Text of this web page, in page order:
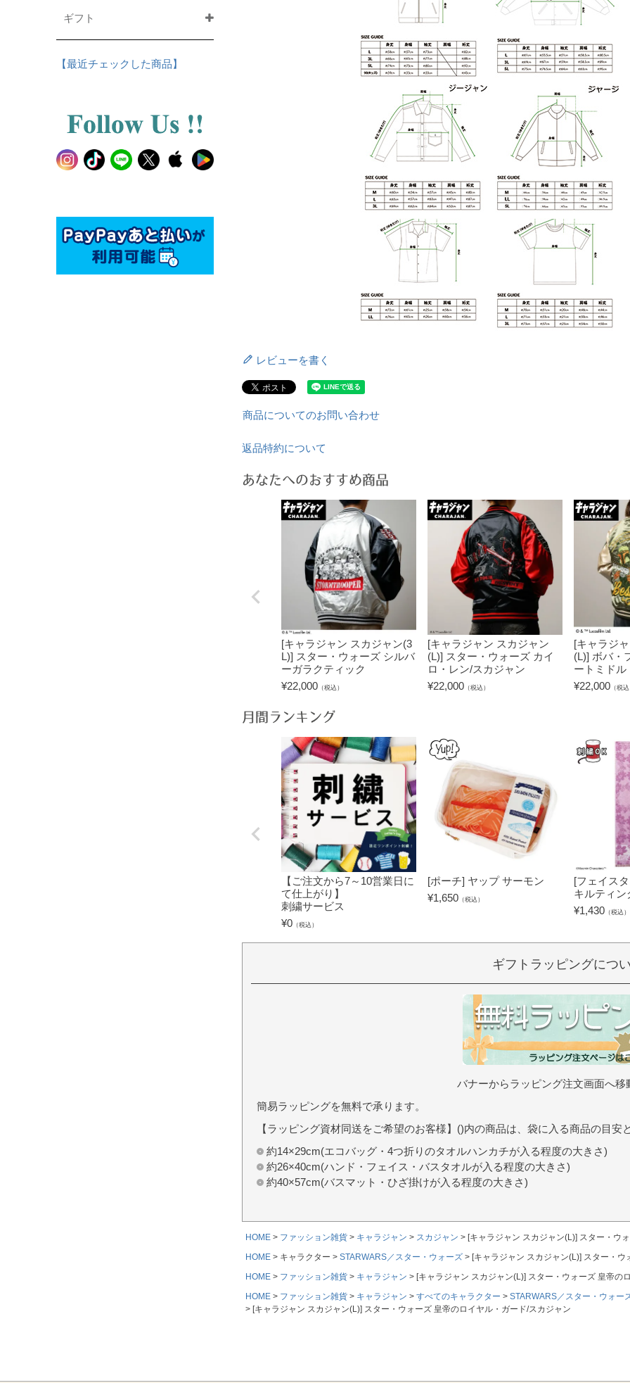
ギフト
【最近チェックした商品】
レビューを書く
商品についてのお問い合わせ
返品特約について
あなたへのおすすめ商品
[キャラジャン スカジャン(3
L)] スター・ウォーズ シルバ
ーガラクティック
¥22,000 （税込）
[キャラジャン スカジャン
(L)] スター・ウォーズ カイ
ロ・レン/スカジャン
¥22,000 （税込）
[キャラジ
(L)] ボバ・
ートミドル
¥22,000 （税
月間ランキング
【ご注文から7～10営業日に
て仕上がり】
刺繍サービス
¥0 （税込）
[ポーチ] ヤップ サーモン
¥1,650 （税込）
[フェイス
キルティン
¥1,430 （税込）
ギフトラッピングにつ
バナーからラッピング注文画面へ移
簡易ラッピングを無料で承ります。
【ラッピング資材同送をご希望のお客様】()内の商品は、袋に入る商品の目安
約14×29cm(エコバッグ・4つ折りのタオルハンカチが入る程度の大きさ)
約26×40cm(ハンド・フェイス・バスタオルが入る程度の大きさ)
約40×57cm(バスマット・ひざ掛けが入る程度の大きさ)
HOME ファッション雑貨 キャラジャン スカジャン
[キャラジャン スカジャン(L)] スター・ウ
HOME
キャラクター STARWARS／スター・ウォーズ
[キャラジャン スカジャン(L)] スター・
HOME
ファッション雑貨 キャラジャン
[キャラジャン スカジャン(L)] スター・ウォーズ 皇帝の
HOME
ファッション雑貨 キャラジャン すべてのキャラクター
STARWARS／スター・ウォー
[キャラジャン スカジャン(L)] スター・ウォーズ 皇帝のロイヤル・ガード/スカジャン